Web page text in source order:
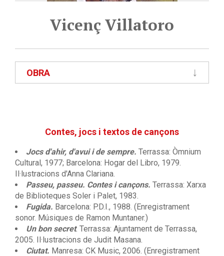
Vicenç Villatoro
OBRA
Contes, jocs i textos de cançons
Jocs d'ahir, d'avui i de sempre. Terrassa: Òmnium
Cultural, 1977; Barcelona: Hogar del Libro, 1979.
Il·lustracions d'Anna Clariana.
Passeu, passeu. Contes i cançons. Terrassa: Xarxa
de Biblioteques Soler i Palet, 1983.
Fugida. Barcelona: P.D.I., 1988. (Enregistrament
sonor. Músiques de Ramon Muntaner.)
Un bon secret. Terrassa: Ajuntament de Terrassa,
2005. Il·lustracions de Judit Masana.
Ciutat. Manresa: CK Music, 2006. (Enregistrament